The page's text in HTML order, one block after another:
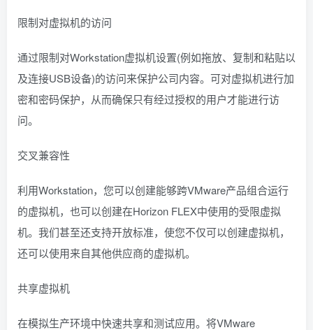
限制对虚拟机的访问
通过限制对Workstation虚拟机设置(例如拖放、复制和粘贴以
及连接USB设备)的访问来保护公司内容。可对虚拟机进行加
密和密码保护，从而确保只有经过授权的用户才能进行访
问。
交叉兼容性
利用Workstation，您可以创建能够跨VMware产品组合运行
的虚拟机，也可以创建在Horizon FLEX中使用的受限虚拟
机。我们甚至还支持开放标准，使您不仅可以创建虚拟机，
还可以使用来自其他供应商的虚拟机。
共享虚拟机
在模拟生产环境中快速共享和测试应用。将VMware